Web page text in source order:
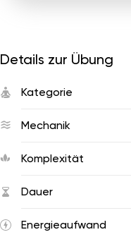
Details zur Übung
Kategorie
Mechanik
Komplexität
Dauer
Energieaufwand